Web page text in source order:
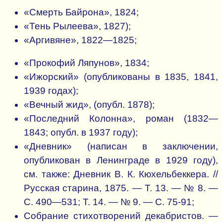
«Смерть Байрона», 1824;
«Тень Рылеева», 1827);
«Аргивяне», 1822—1825;
«Прокофий Ляпунов», 1834;
«Ижорский» (опубликованы в 1835, 1841,
1939 годах);
«Вечный жид», (опубл. 1878);
«Последний Колонна», роман (1832—
1843; опубл. в 1937 году);
«Дневник» (написан в заключении,
опубликован в Ленинграде в 1929 году),
см. также: Дневник В. К. Кюхельбеккера. //
Русская старина, 1875. — Т. 13. — № 8. —
С. 490—531; Т. 14. — № 9. — С. 75-91;
Собрание стихотворений декабристов. —